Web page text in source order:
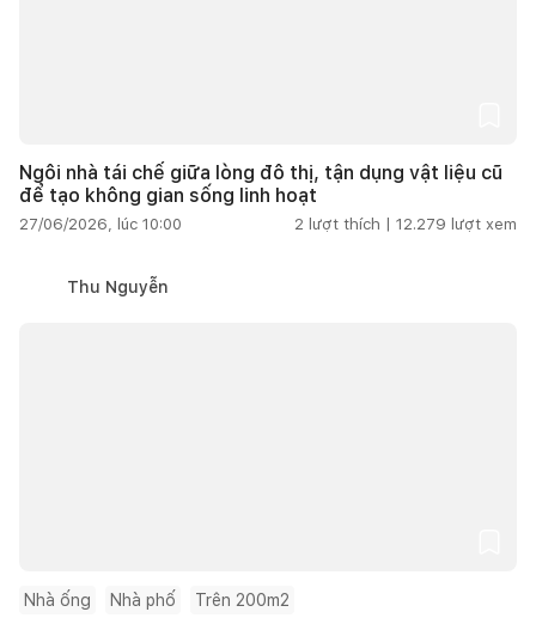
Ngôi nhà tái chế giữa lòng đô thị, tận dụng vật liệu cũ
để tạo không gian sống linh hoạt
27/06/2026, lúc 10:00 2 lượt thích | 12.279 lượt xem
Thu Nguyễn
Nhà ống Nhà phố Trên 200m2